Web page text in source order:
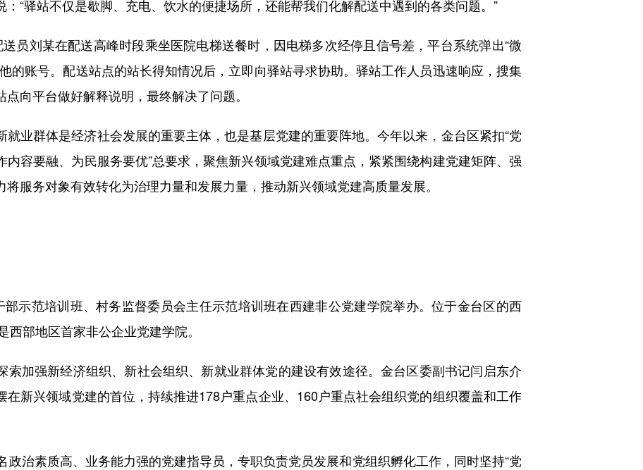
驿站不仅是歇脚、充电、饮水的便捷场所，还能帮我们化解配送中遇到的各类问题。”
刘某在配送高峰时段乘坐医院电梯送餐时，因电梯多次经停且信号差，平台系统弹出“微
的账号。配送站点的站长得知情况后，立即向驿站寻求协助。驿站工作人员迅速响应，搜集
向平台做好解释说明，最终解决了问题。
业群体是经济社会发展的重要主体，也是基层党建的重要阵地。今年以来，金台区紧扣“党
容要融、为民服务要优”总要求，聚焦新兴领域党建难点重点，紧紧围绕构建党建矩阵、强
服务对象有效转化为治理力量和发展力量，推动新兴领域党建高质量发展。
范培训班、村务监督委员会主任示范培训班在西建非公党建学院举办。位于金台区的西
部地区首家非公企业党建学院。
加强新经济组织、新社会组织、新就业群体党的建设有效途径。金台区委副书记闫启东介
在新兴领域党建的首位，持续推进178户重点企业、160户重点社会组织党的组织覆盖和工作
治素质高、业务能力强的党建指导员，专职负责党员发展和党组织孵化工作，同时坚持“党